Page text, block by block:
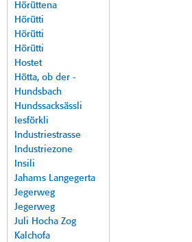
Hörüttena
Hörütti
Hörütti
Hörütti
Hostet
Hötta, ob der -
Hundsbach
Hundssacksässli
Iesförkli
Industriestrasse
Industriezone
Insili
Jahams Langegerta
Jegerweg
Jegerweg
Juli Hocha Zog
Kalchofa